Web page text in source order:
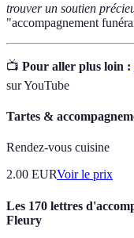
trouver un soutien
"accompagnement
📺 Pour aller plus loin :
sur YouTube
Tartes &
Rendez-vous cuisine
2.00 EURVoir le prix
Les 170 lettres
Fleury